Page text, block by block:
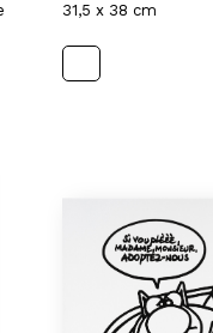
31,5 x 38 cm